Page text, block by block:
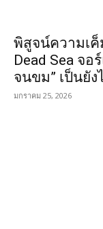
พิสูจน์ความเค็
Dead Sea จอ
จนขม” เป็นยัง
มกราคม 25, 2026